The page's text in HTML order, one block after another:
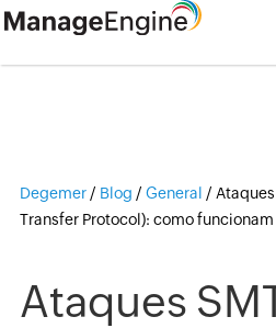
Degemer / Blog / General /
Transfer Protocol): como funcionam
Ataques